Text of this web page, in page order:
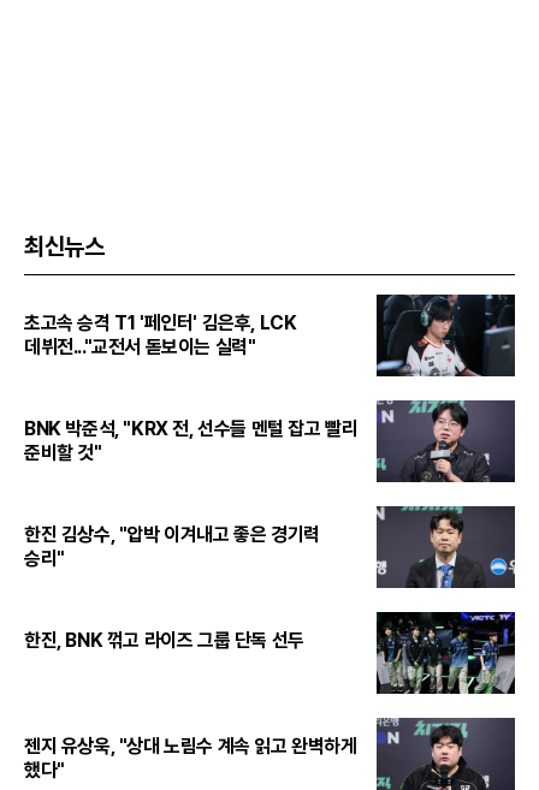
최신뉴스
초고속 승격 T1 '페인터' 김은후, LCK
데뷔전..."교전서 돋보이는 실력"
BNK 박준석, "KRX 전, 선수들 멘털 잡고 빨리
준비할 것"
한진 김상수, "압박 이겨내고 좋은 경기력
승리"
한진, BNK 꺾고 라이즈 그룹 단독 선두
젠지 유상욱, "상대 노림수 계속 읽고 완벽하게
했다"